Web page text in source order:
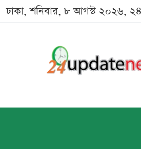
ঢাকা, শনিবার, ৮ আগস্ট ২০২৬,